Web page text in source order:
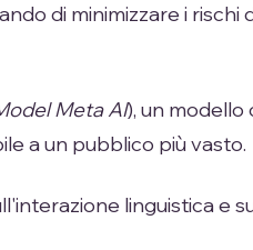
di minimizzare i rischi
Meta AI), un
a un pubblico più vasto.
linguistica e